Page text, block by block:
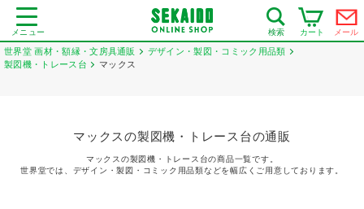
メニュー 検索 カート メール
世界堂 画材・額縁・文房具通販
デザイン・製図・コミック用品類
製図機・トレース台
マックス
マックスの製図機・トレース台の通販
マックスの製図機・トレース台の商品一覧です。
世界堂では、デザイン・製図・コミック用品類などを幅広くご用意しております。